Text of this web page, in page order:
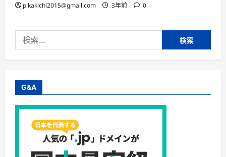
pikakichi2015@gmail.com 3年前 0
索:
G&A